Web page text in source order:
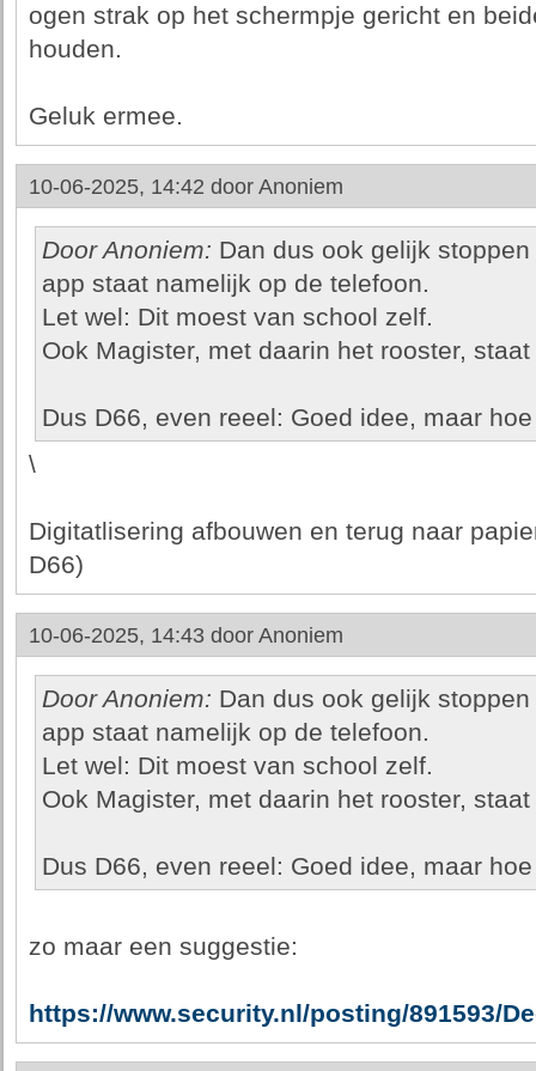
ogen strak op het schermpje gericht en
houden.
Geluk ermee.
10-06-2025, 14:42 door Anoniem
Door Anoniem: Dan dus ook gelijk
app staat namelijk op de telefoon.
Let wel: Dit moest van school zelf.
Ook Magister, met daarin het rooster,
Dus D66, even reeel: Goed idee, maar
\
Digitatlisering afbouwen en terug naar
D66)
10-06-2025, 14:43 door Anoniem
Door Anoniem: Dan dus ook gelijk
app staat namelijk op de telefoon.
Let wel: Dit moest van school zelf.
Ook Magister, met daarin het rooster,
Dus D66, even reeel: Goed idee, maar
zo maar een suggestie:
https://www.security.nl/posting/891593/